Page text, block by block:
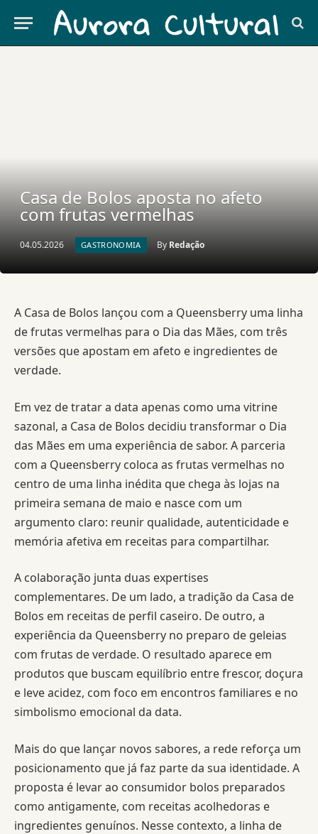
Casa de Bolos aposta no afeto
com frutas vermelhas
04.05.2026 GASTRONOMIA By Redação
A Casa de Bolos lançou com a Queensberry uma linha
de frutas vermelhas para o Dia das Mães, com três
versões que apostam em afeto e ingredientes de
verdade.
Em vez de tratar a data apenas como uma vitrine
sazonal, a Casa de Bolos decidiu transformar o Dia
das Mães em uma experiência de sabor. A parceria
com a Queensberry coloca as frutas vermelhas no
centro de uma linha inédita que chega às lojas na
primeira semana de maio e nasce com um
argumento claro: reunir qualidade, autenticidade e
memória afetiva em receitas para compartilhar.
A colaboração junta duas expertises
complementares. De um lado, a tradição da Casa de
Bolos em receitas de perfil caseiro. De outro, a
experiência da Queensberry no preparo de geleias
com frutas de verdade. O resultado aparece em
produtos que buscam equilíbrio entre frescor, doçura
e leve acidez, com foco em encontros familiares e no
simbolismo emocional da data.
Mais do que lançar novos sabores, a rede reforça um
posicionamento que já faz parte da sua identidade. A
proposta é levar ao consumidor bolos preparados
como antigamente, com receitas acolhedoras e
ingredientes genuínos. Nesse contexto, a linha de